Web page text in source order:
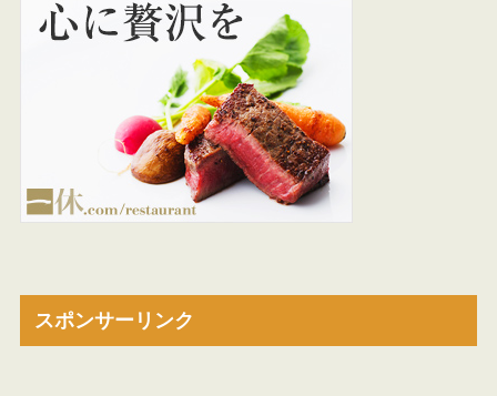
スポンサーリンク